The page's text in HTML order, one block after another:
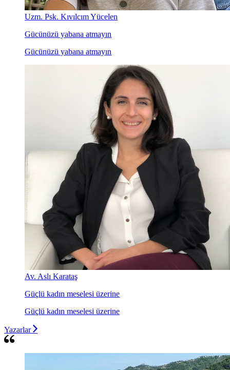
Uzm. Psk. Kıvılcım Yücelen
Gücünüzü yabana atmayın
Gücünüzü yabana atmayın
Av. Aslı Karataş
Güçlü kadın meselesi üzerine
Güçlü kadın meselesi üzerine
Yazarlar